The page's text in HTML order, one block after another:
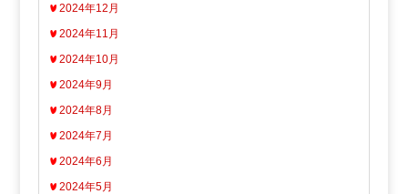
2024年12月
2024年11月
2024年10月
2024年9月
2024年8月
2024年7月
2024年6月
2024年5月